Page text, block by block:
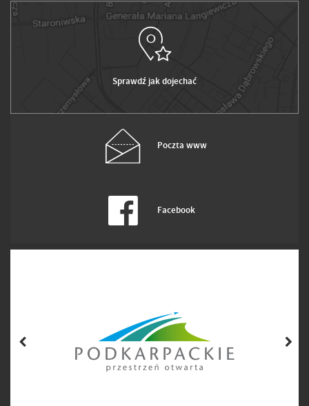
Sprawdź jak dojechać
Poczta www
Facebook